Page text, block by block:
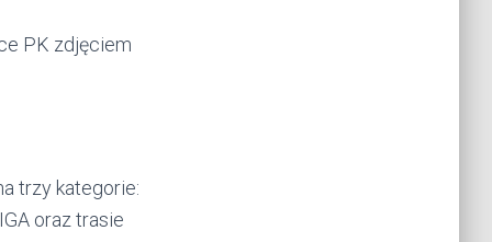
PK zdjęciem
trzy kategorie:
oraz trasie